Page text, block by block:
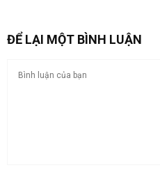
ĐỂ LẠI MỘT BÌNH LUẬN